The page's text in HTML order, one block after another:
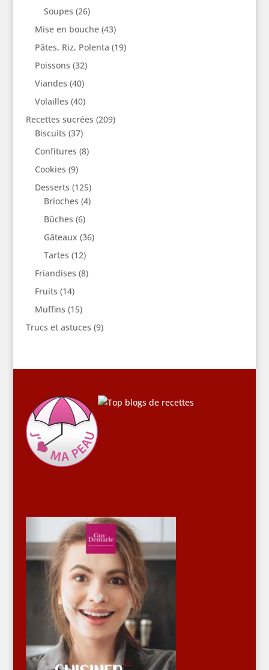
Soupes (26)
Mise en bouche(43)
Pâtes, Riz, Polenta (19)
Poissons (32)
Viandes (40)
Volailles (40)
Recettes sucrées (209)
Biscuits (37)
Confitures (8)
Cookies (9)
Desserts (125)
Brioches (4)
Bûches (6)
Gâteaux (36)
Tartes (12)
Friandises (8)
Fruits (14)
Muffins (15)
Trucs et astuces (9)